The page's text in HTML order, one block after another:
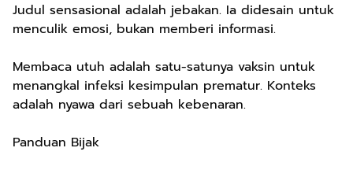
Judul sensasional adalah jebakan. Ia didesain untuk
menculik emosi, bukan memberi informasi.
Membaca utuh adalah satu-satunya vaksin untuk
menangkal infeksi kesimpulan prematur. Konteks
adalah nyawa dari sebuah kebenaran.
Panduan Bijak